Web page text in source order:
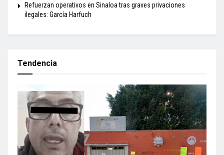
Refuerzan operativos en Sinaloa tras graves privaciones
ilegales: García Harfuch
Tendencia